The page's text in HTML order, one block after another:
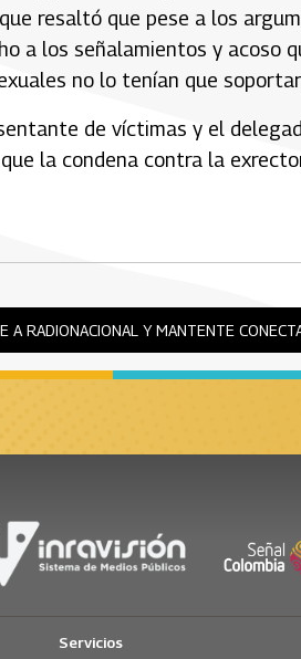
resaltó que pese a los
a los señalamientos y acoso
no lo tenían que
de víctimas y el
la condena contra la
A RADIONACIONAL Y MANTENTE
Servicios